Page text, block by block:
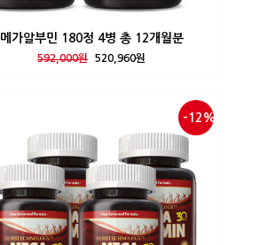
메가알부민 180정 4병 총 12개월분
592,000원 520,960원
-12%